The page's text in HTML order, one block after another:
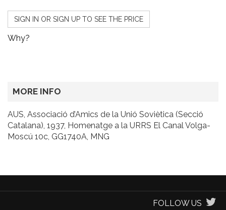
SIGN IN OR SIGN UP TO SEE THE PRICE
Why?
MORE INFO
AUS, Associació d’Amics de la Unió Soviètica (Secció
Catalana), 1937, Homenatge a la URRS El Canal Volga-
Moscú 10c, GG1740A, MNG
FOLLOW US